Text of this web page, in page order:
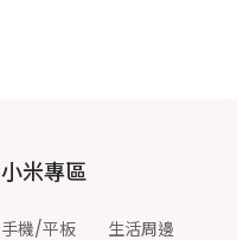
小米專區
手機/平板 生活周邊